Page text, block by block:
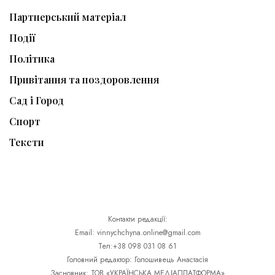
Партнерський матеріал
Події
Політика
Привітання та поздоровлення
Сад і Город
Спорт
Тексти
Контакти редакції:
Email: vinnychchyna.online@gmail.com
Тел:+38 098 031 08 61
Головний редактор: Голошивець Анастасія